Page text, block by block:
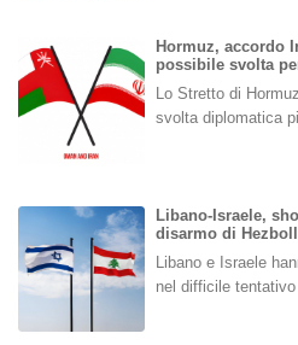
Hormuz, accordo
possibile svolta
Lo Stretto di
svolta diplomatica
Libano-Israele,
disarmo di
Libano e Israele
nel difficile tentativo